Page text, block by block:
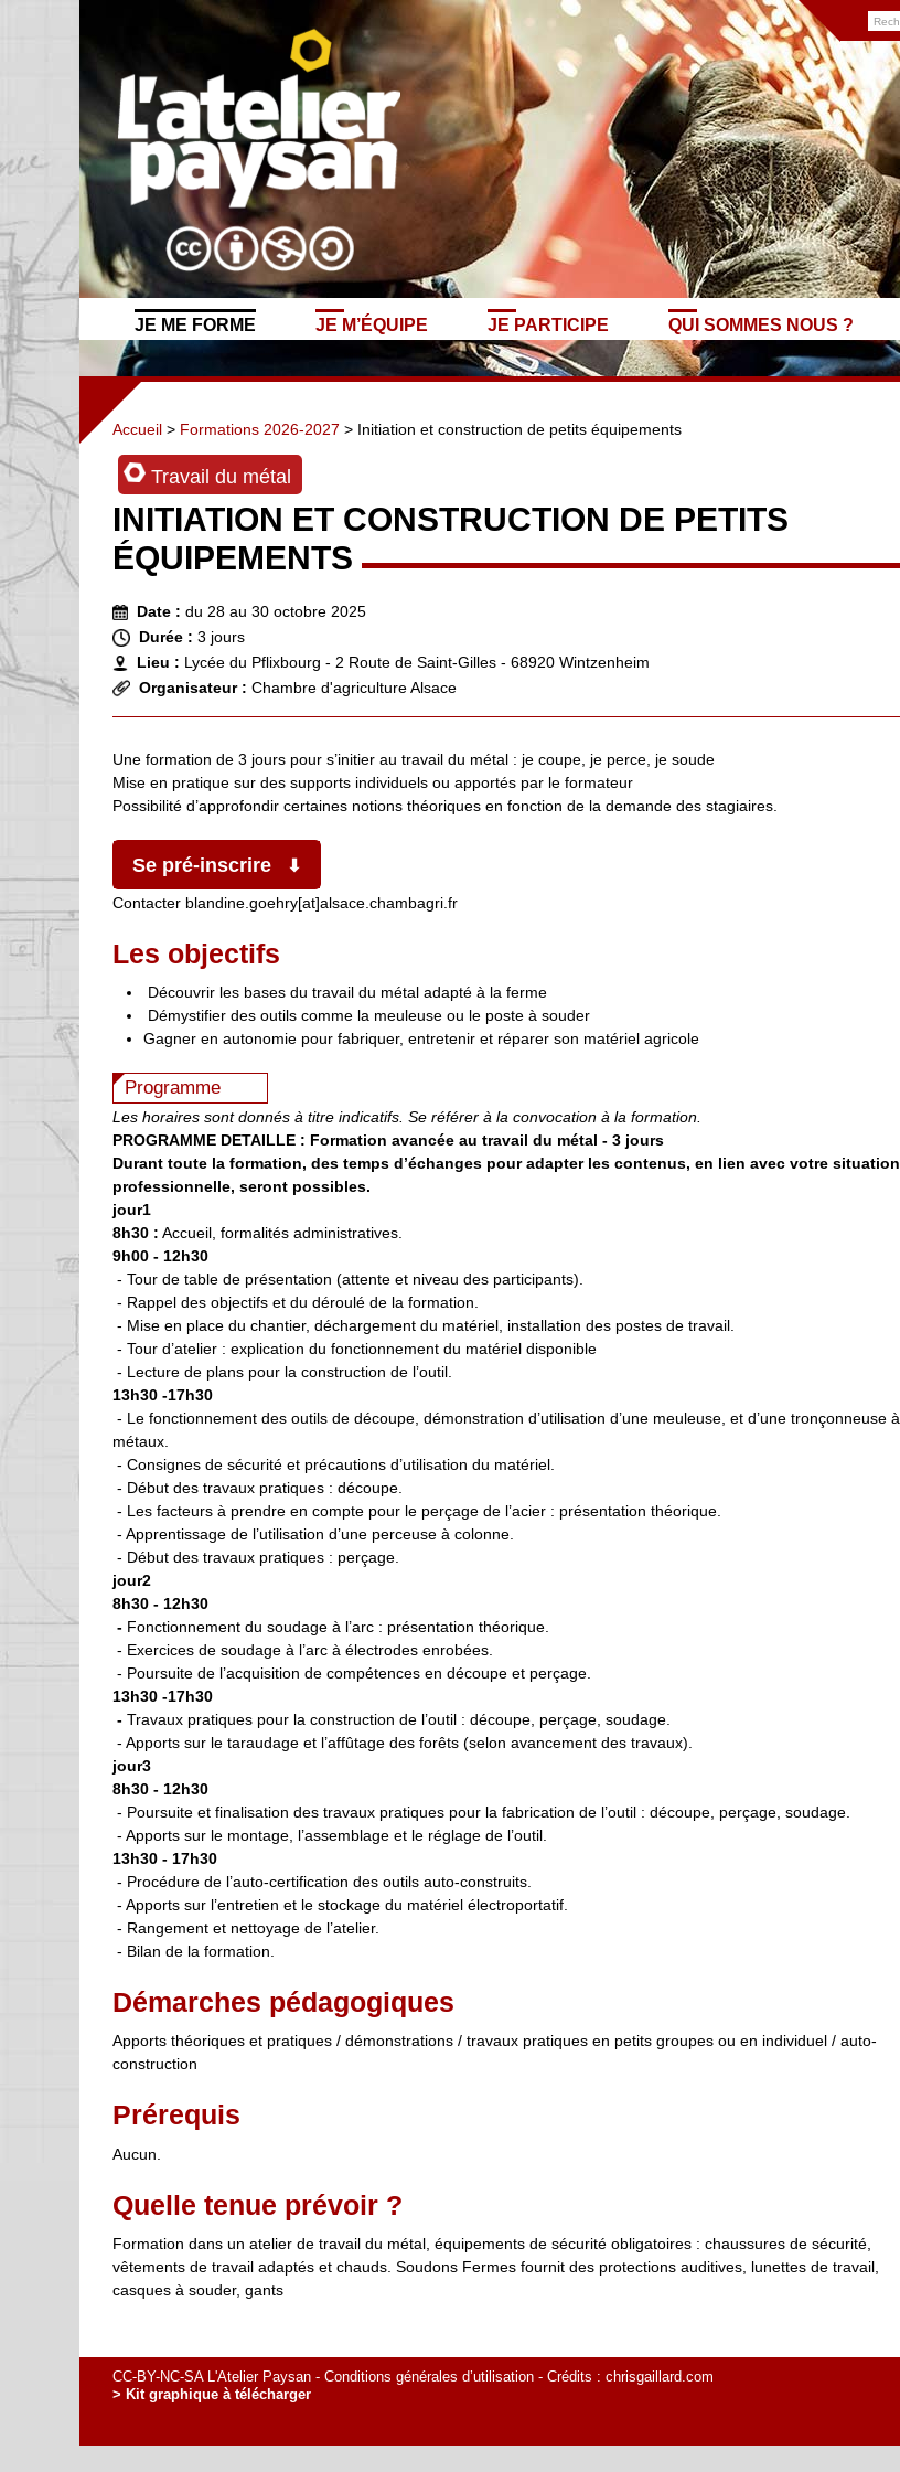
JE ME FORME JE M’ÉQUIPE JE PARTICIPE QUI SOMMES NOUS ?
Accueil > Formations 2026-2027 > Initiation et construction de petits équipements
Travail du métal
INITIATION ET CONSTRUCTION DE PETITS
ÉQUIPEMENTS
Date : du 28 au 30 octobre 2025
Durée : 3 jours
Lieu : Lycée du Pflixbourg - 2 Route de Saint-Gilles - 68920 Wintzenheim
Organisateur : Chambre d'agriculture Alsace
Une formation de 3 jours pour s’initier au travail du métal : je coupe, je perce, je soude
Mise en pratique sur des supports individuels ou apportés par le formateur
Possibilité d’approfondir certaines notions théoriques en fonction de la demande des stagiaires.
Se pré-inscrire
Contacter blandine.goehry[at]alsace.chambagri.fr
Les objectifs
Découvrir les bases du travail du métal adapté à la ferme
Démystifier des outils comme la meuleuse ou le poste à souder
Gagner en autonomie pour fabriquer, entretenir et réparer son matériel agricole
Programme
Les horaires sont donnés à titre indicatifs. Se référer à la convocation à la formation.
PROGRAMME DETAILLE : Formation avancée au travail du métal - 3 jours
Durant toute la formation, des temps d’échanges pour adapter les contenus, en lien avec votre situation
professionnelle, seront possibles.
jour1
8h30 : Accueil, formalités administratives.
9h00 - 12h30
- Tour de table de présentation (attente et niveau des participants).
- Rappel des objectifs et du déroulé de la formation.
- Mise en place du chantier, déchargement du matériel, installation des postes de travail.
- Tour d’atelier : explication du fonctionnement du matériel disponible
- Lecture de plans pour la construction de l’outil.
13h30 -17h30
- Le fonctionnement des outils de découpe, démonstration d’utilisation d’une meuleuse, et d’une tronçonneuse à
métaux.
- Consignes de sécurité et précautions d’utilisation du matériel.
- Début des travaux pratiques : découpe.
- Les facteurs à prendre en compte pour le perçage de l’acier : présentation théorique.
- Apprentissage de l’utilisation d’une perceuse à colonne.
- Début des travaux pratiques : perçage.
jour2
8h30 - 12h30
- Fonctionnement du soudage à l’arc : présentation théorique.
- Exercices de soudage à l’arc à électrodes enrobées.
- Poursuite de l’acquisition de compétences en découpe et perçage.
13h30 -17h30
- Travaux pratiques pour la construction de l’outil : découpe, perçage, soudage.
- Apports sur le taraudage et l’affûtage des forêts (selon avancement des travaux).
jour3
8h30 - 12h30
- Poursuite et finalisation des travaux pratiques pour la fabrication de l’outil : découpe, perçage, soudage.
- Apports sur le montage, l’assemblage et le réglage de l’outil.
13h30 - 17h30
- Procédure de l’auto-certification des outils auto-construits.
- Apports sur l’entretien et le stockage du matériel électroportatif.
- Rangement et nettoyage de l’atelier.
- Bilan de la formation.
Démarches pédagogiques
Apports théoriques et pratiques / démonstrations / travaux pratiques en petits groupes ou en individuel / auto-
construction
Prérequis
Aucun.
Quelle tenue prévoir ?
Formation dans un atelier de travail du métal, équipements de sécurité obligatoires : chaussures de sécurité,
vêtements de travail adaptés et chauds. Soudons Fermes fournit des protections auditives, lunettes de travail,
casques à souder, gants
CC-BY-NC-SA L'Atelier Paysan - Conditions générales d’utilisation - Crédits : chrisgaillard.com
> Kit graphique à télécharger